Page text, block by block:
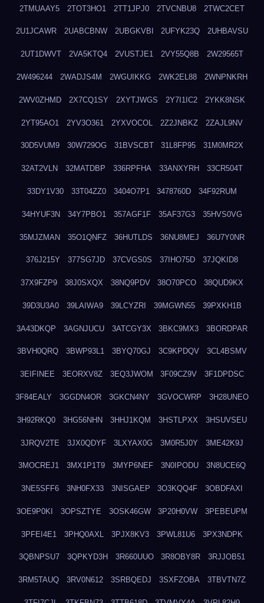
2TMUAAY5 2TOT3HO1 2TT1JPJ0 2TVCNBU8 2TWC2CET
2U1JCAWR 2UABCBNW 2UBGKVBI 2UFYK23Q 2UHBAVSU
2UT1DWVT 2VA5KTQ4 2VUSTJE1 2VY55Q8B 2W29565T
2W496244 2WADJS4M 2WGUIKKG 2WK2EL88 2WNPNKRH
2WV0ZHMD 2X7CQ1SY 2XYTJWGS 2Y7I1IC2 2YKK8NSK
2YT95AO1 2YV3O361 2YXVOCOL 2Z2JNBKZ 2ZAJL9NV
30D5VUM9 30W729OG 31BVSCBT 31L8FP95 31M0MR2X
32AT2VLN 32MATDBP 336RPFHA 33ANXYRH 33CR504T
33DY1V30 33T04ZZ0 3404O7P1 3478760D 34F92RUM
34HYUF3N 34Y7PBO1 357AGF1F 35AF37G3 35HVS0VG
35MJZMAN 35O1QNFZ 36HUTLDS 36NU8MEJ 36U7Y0NR
376J215Y 377SG7JD 37CVGS0S 37IHO75D 37JQKID8
37X9FZP9 38J0SXQX 38NQ9PDV 38O70PCO 38QUD9KX
39D3U3A0 39LAIWA9 39LCYZRI 39MGWN55 39PXKH1B
3A43DKQP 3AGNJUCU 3ATCGY3X 3BKC9MX3 3BORDPAR
3BVH0QRQ 3BWP93L1 3BYQ70GJ 3C9KPDQV 3CL4BSMV
3EIFINEE 3EORXV8Z 3EQ3JWOM 3F09CZ9V 3F1DPDSC
3F84EALY 3GGDN4OR 3GKCN4NY 3GVOCWRP 3H28UNEO
3H92RKQ0 3HG56NHN 3HHJ1KQM 3HSTLPXX 3HSUVSEU
3JRQV2TE 3JX0QDYF 3LXYAX0G 3M0R5J0Y 3ME42K9J
3MOCREJ1 3MX1P1T9 3MYP6NEF 3N0IPODU 3N8UCE6Q
3NE5SFF6 3NH0FX33 3NISGAEP 3O3KQQ4F 3OBDFAXI
3OE9P0KI 3OPSZTYE 3OSK46GW 3P20H0VW 3PEBEUPM
3PFEI4E1 3PHQ0AXL 3PJX8KV3 3PWL81U6 3PX3NDPK
3QBNPSU7 3QPKYD3H 3R660UUO 3R8OBY8R 3RJJOB51
3RM5TAUQ 3RV0N612 3SRBQEDJ 3SXFZOBA 3TBVTN7Z